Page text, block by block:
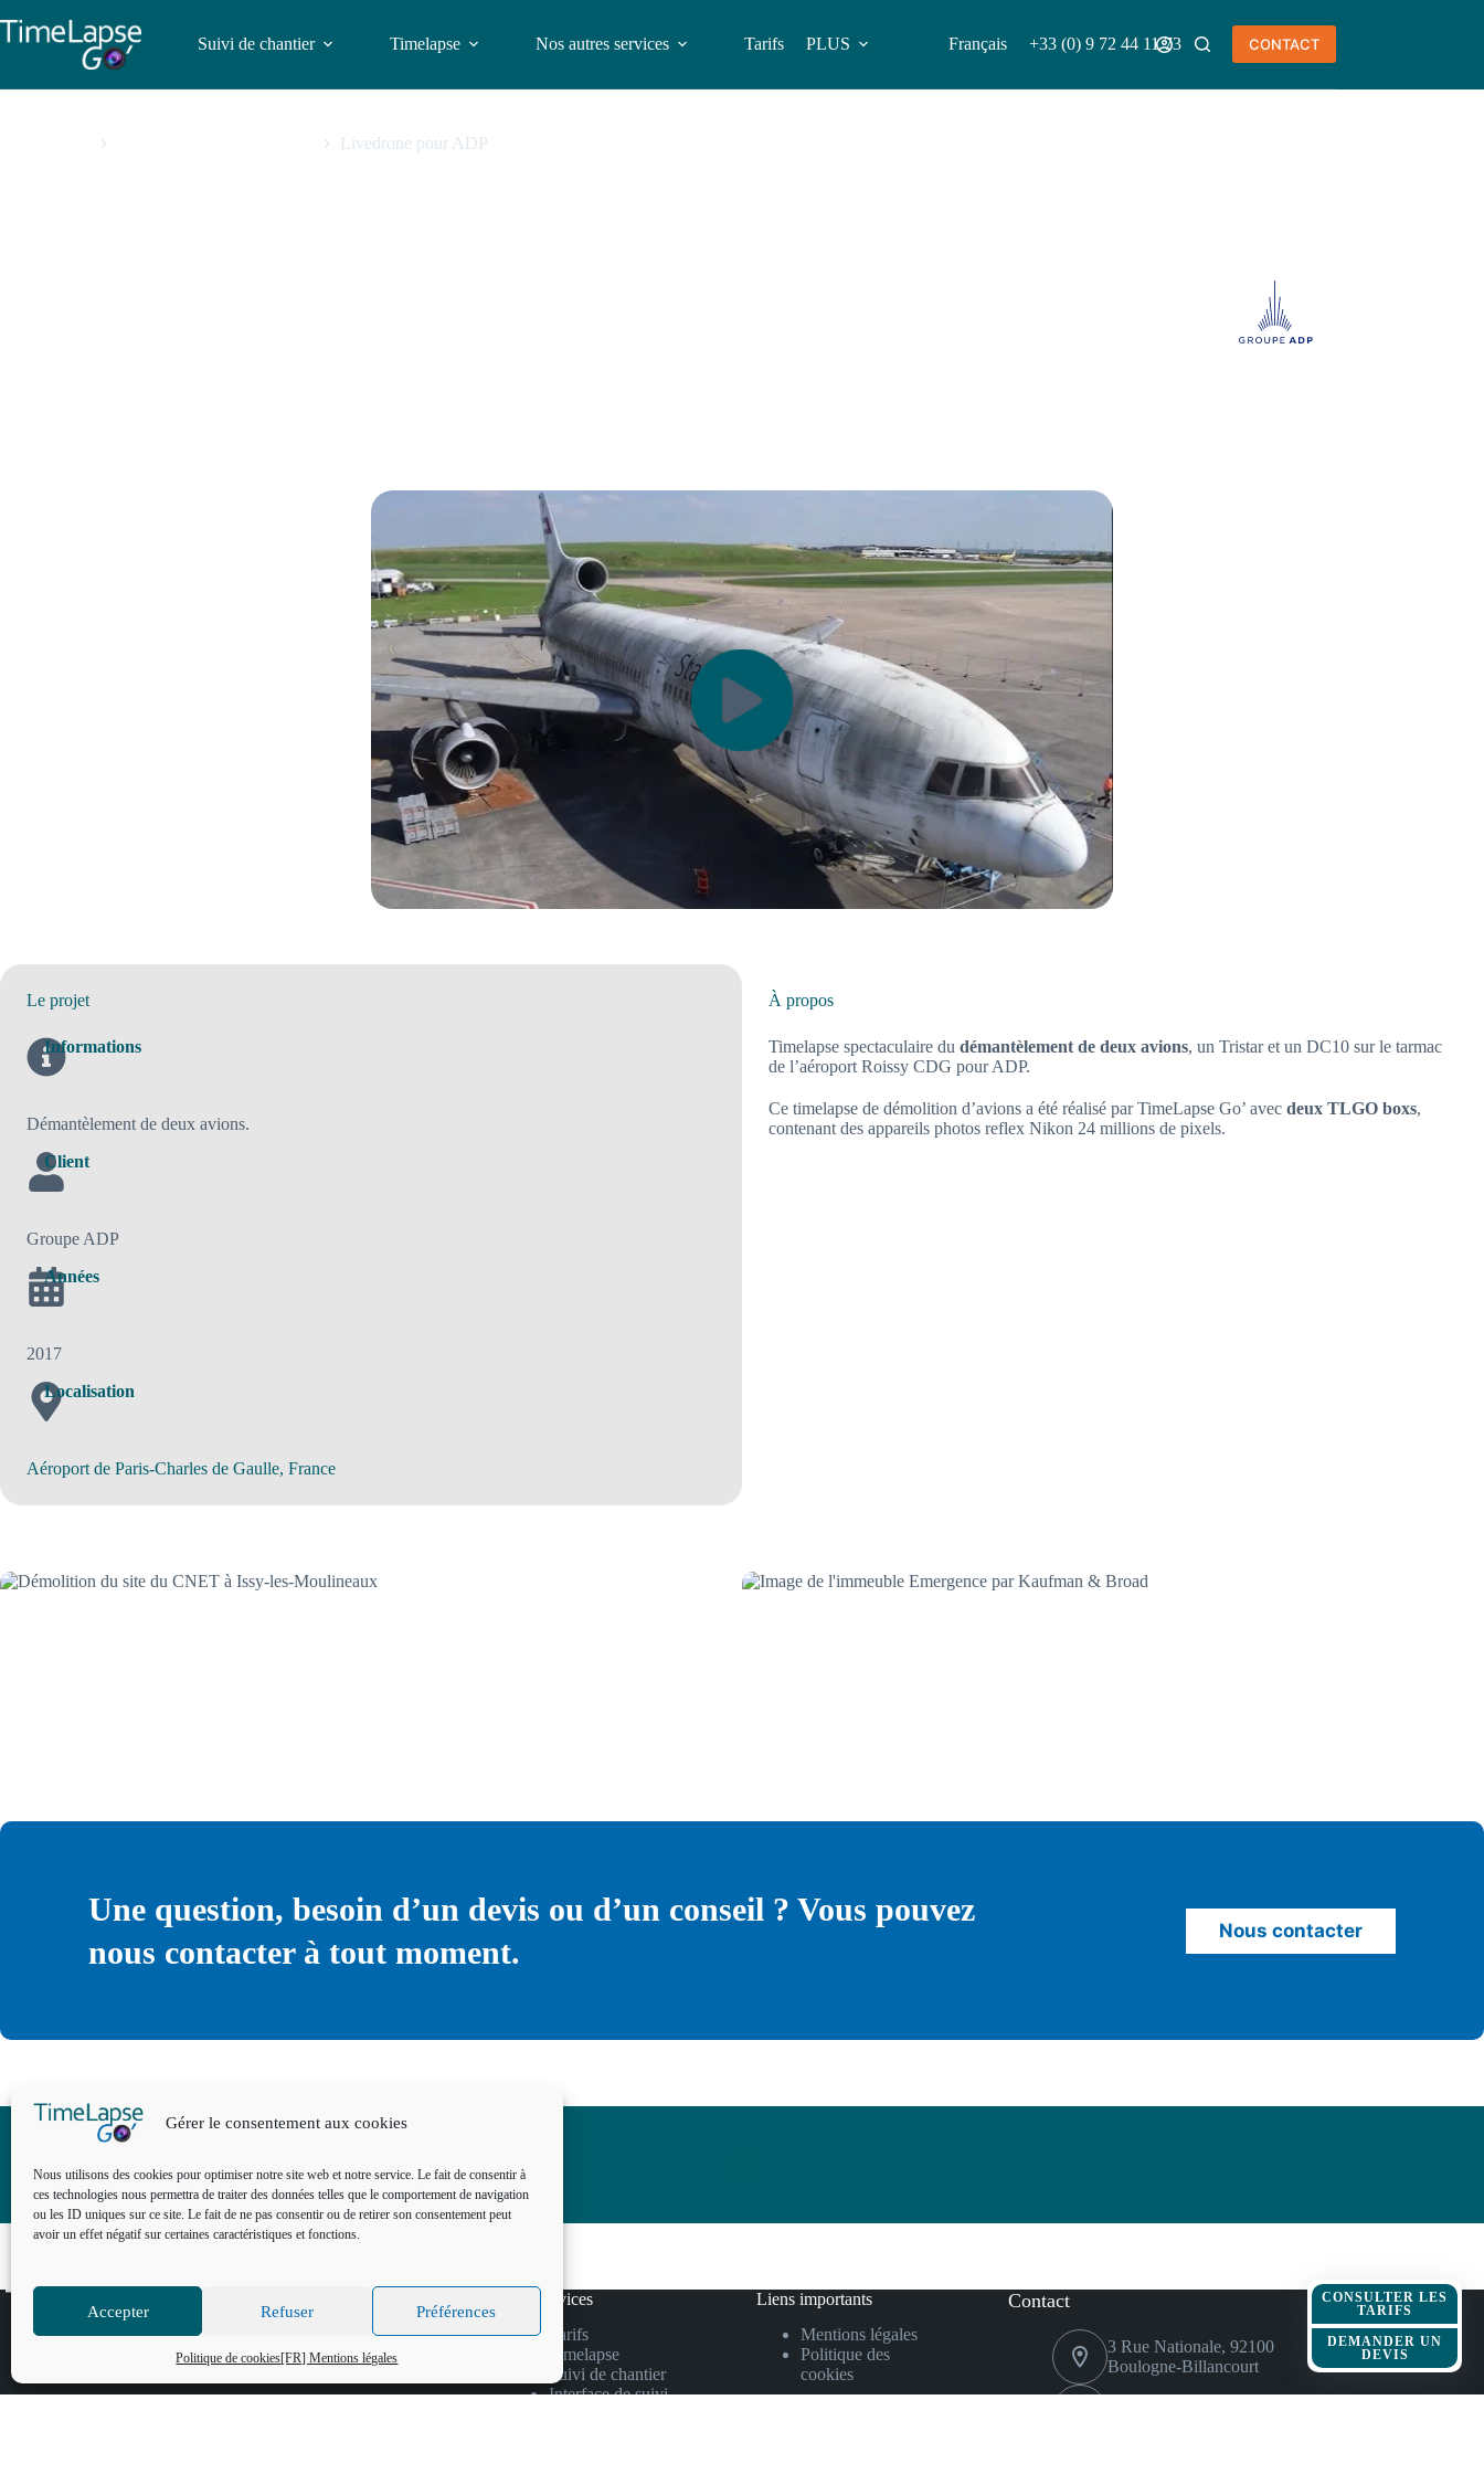
Gérer le consentement aux cookies
Nous utilisons des cookies pour optimiser notre site web et notre service. Le fait de consentir à
ces technologies nous permettra de traiter des données telles que le comportement de navigation
ou les ID uniques sur ce site. Le fait de ne pas consentir ou de retirer son consentement peut
avoir un effet négatif sur certaines caractéristiques et fonctions.
Accepter Refuser Préférences
Politique de cookies[FR] Mentions légales
Suivi de chantier Timelapse Nos autres services Tarifs PLUS Français +33 (0) 9 72 44 11 73 CONTACT
Livedrone pour ADP
Le projet
Informations
Démantèlement de deux avions.
Client
Groupe ADP
Années
2017
Localisation
Aéroport de Paris-Charles de Gaulle, France
À propos
Timelapse spectaculaire du démantèlement de deux avions, un Tristar et un DC10 sur le tarmac
de l’aéroport Roissy CDG pour ADP.
Ce timelapse de démolition d’avions a été réalisé par TimeLapse Go’ avec deux TLGO boxs,
contenant des appareils photos reflex Nikon 24 millions de pixels.
Une question, besoin d’un devis ou d’un conseil ? Vous pouvez
nous contacter à tout moment.
Nous contacter
Nos références
Notre actualité
Nos services
Tarifs
Timelapse
Suivi de chantier
Interface de suivi
Liens importants
Mentions légales
Politique des
cookies
Contact
3 Rue Nationale, 92100
Boulogne-Billancourt
CONSULTER LES
TARIFS
DEMANDER UN
DEVIS